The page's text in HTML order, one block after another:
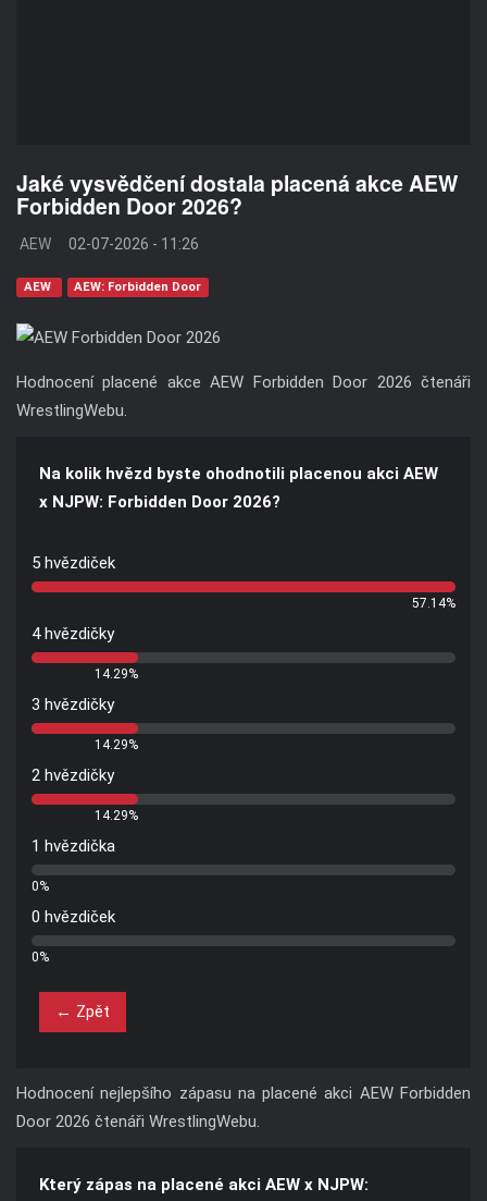
Jaké vysvědčení dostala placená akce AEW
Forbidden Door 2026?
AEW 02-07-2026 - 11:26
AEW AEW: Forbidden Door
Hodnocení placené akce AEW Forbidden Door 2026 čtenáři
WrestlingWebu.
Na kolik hvězd byste ohodnotili placenou akci AEW
x NJPW: Forbidden Door 2026?
5 hvězdiček
57.14%
4 hvězdičky
14.29%
3 hvězdičky
14.29%
2 hvězdičky
14.29%
1 hvězdička
0%
0 hvězdiček
0%
← Zpět
Hodnocení nejlepšího zápasu na placené akci AEW Forbidden
Door 2026 čtenáři WrestlingWebu.
Který zápas na placené akci AEW x NJPW: